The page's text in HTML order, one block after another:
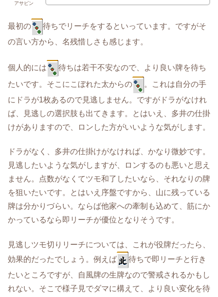
アサピン
最初の
待ちでリーチをするといっています。ですがそ
の言い方から、名残惜しさも感じます。
個人的には
待ちは若干不安なので、より良い牌を待ち
たいです。そこにこぼれた太からの
。これは自分の手
にドラが1枚あるので見逃しません。ですがドラがなけれ
ば、見逃しの選択肢も出てきます。とはいえ、多井の仕掛
けがありますので、ロンした方がいいような気がします。
ドラがなく、多井の仕掛けがなければ、かなり微妙です。
見逃したいような気がしますが、ロンするのも悪いと思え
ません。点数がなくてツモ和了したいなら、それなりの牌
を狙いたいです。とはいえ序盤ですから、山に残っている
牌は分かりづらい。ならば他家への牽制も込めて、筋にか
かっているなら即リーチが優位となりそうです。
見逃しツモ切りリーチについては、これが役牌だったら、
効果的だったでしょう。例えば
待ちで即リーチと行き
たいところですが、自風牌の生牌なので警戒されるかもし
れない。そこで様子見でダマに構えて、より良い変化を待